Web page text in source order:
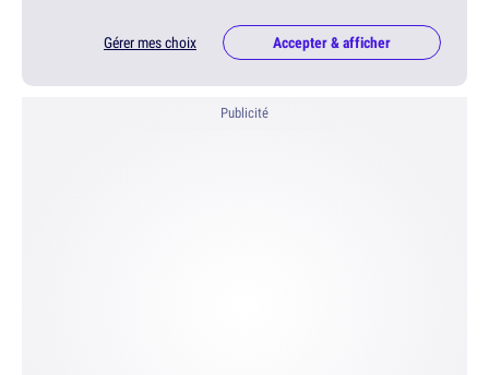
Gérer mes choix Accepter & afficher
Publicité